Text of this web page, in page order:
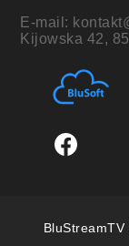
E-mail:
Kijowska 42,